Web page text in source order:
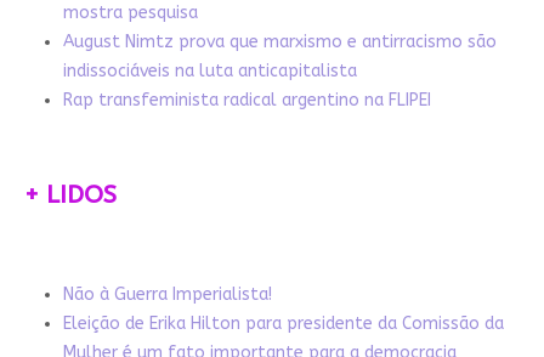
mostra pesquisa
August Nimtz prova que marxismo e antirracismo são
indissociáveis na luta anticapitalista
Rap transfeminista radical argentino na FLIPEI
+ LIDOS
Não à Guerra Imperialista!
Eleição de Erika Hilton para presidente da Comissão da